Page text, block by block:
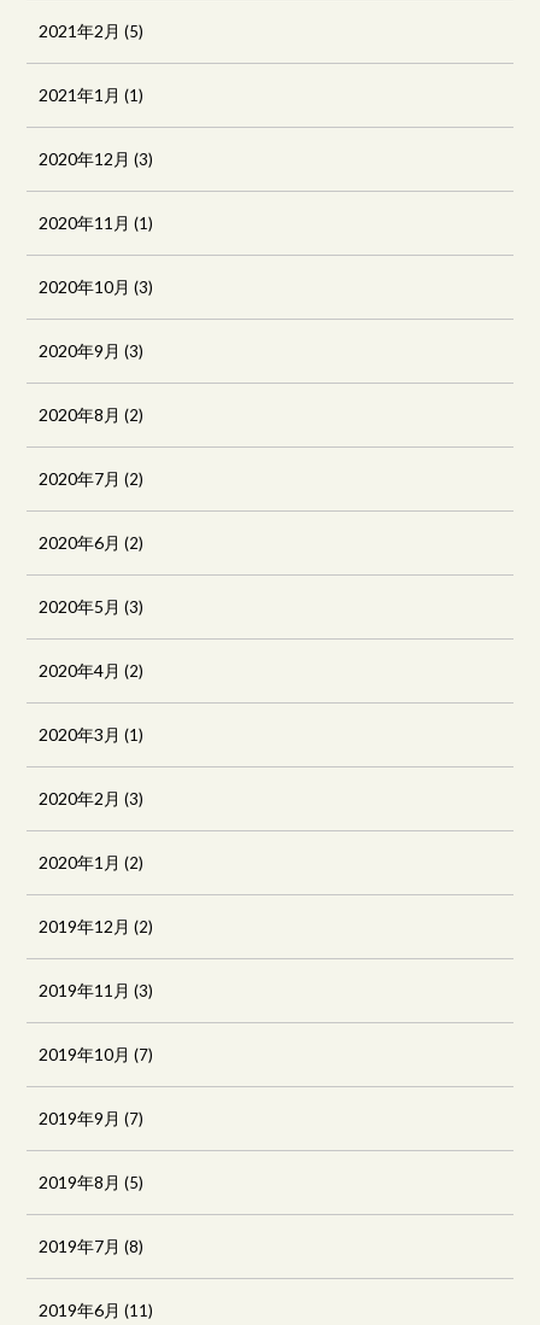
2021年2月 (5)
2021年1月 (1)
2020年12月 (3)
2020年11月 (1)
2020年10月 (3)
2020年9月 (3)
2020年8月 (2)
2020年7月 (2)
2020年6月 (2)
2020年5月 (3)
2020年4月 (2)
2020年3月 (1)
2020年2月 (3)
2020年1月 (2)
2019年12月 (2)
2019年11月 (3)
2019年10月 (7)
2019年9月 (7)
2019年8月 (5)
2019年7月 (8)
2019年6月 (11)